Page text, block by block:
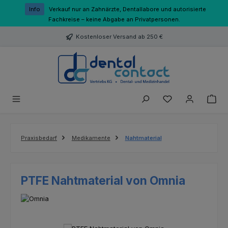
Zum Hauptinhalt springen
Info
Verkauf nur an Zahnärzte, Dentallabore und autorisierte
Fachkreise – keine Abgabe an Privatpersonen.
Kostenloser Versand ab 250 €
Du hast 0
Praxisbedarf Medikamente Nahtmaterial
PTFE Nahtmaterial von Omnia